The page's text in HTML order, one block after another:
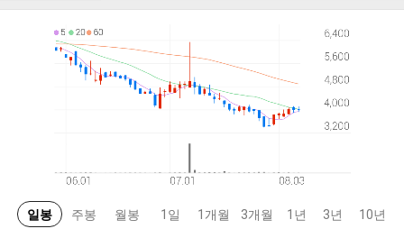
일봉 주봉 월봉 1일 1개월 3개월 1년 3년 10년